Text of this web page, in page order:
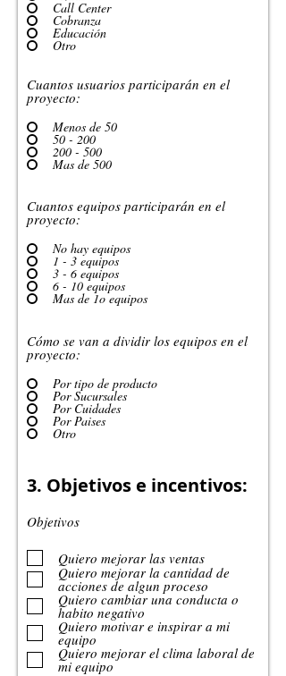
Call Center
Cobranza
Educación
Otro
Cuantos usuarios participarán en el
proyecto:
Menos de 50
50 - 200
200 - 500
Mas de 500
Cuantos equipos participarán en el
proyecto:
No hay equipos
1 - 3 equipos
3 - 6 equipos
6 - 10 equipos
Mas de 1o equipos
Cómo se van a dividir los equipos en el
proyecto:
Por tipo de producto
Por Sucursales
Por Cuidades
Por Paises
Otro
3. Objetivos e incentivos:
Objetivos
Quiero mejorar las ventas
Quiero mejorar la cantidad de
acciones de algun proceso
Quiero cambiar una conducta o
habito negativo
Quiero motivar e inspirar a mi
equipo
Quiero mejorar el clima laboral de
mi equipo